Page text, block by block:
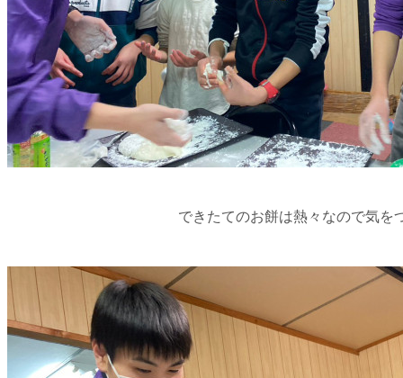
できたてのお餅は熱々なので気を